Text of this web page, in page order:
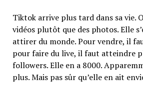
Tiktok arrive plus tard dans sa vie.
vidéos plutôt que des photos. Elle
attirer du monde. Pour vendre, il
pour faire du live, il faut atteindre
followers. Elle en a 8000.
plus. Mais pas sûr qu’elle en ait